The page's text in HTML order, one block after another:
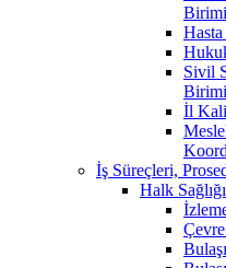
Birimi
Sivil
Birimi
İl
İş Süreçleri,
Halk